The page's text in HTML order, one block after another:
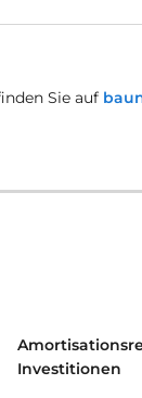
Sie auf
Investitionen